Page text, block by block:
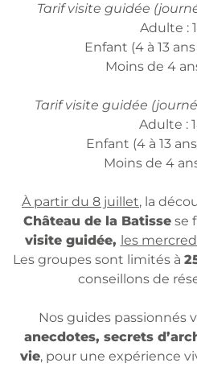
Tarif visite guidée
Adulte :
Enfant (4 à 13
Moins de 4
Tarif visite guidée
Adulte :
Enfant (4 à 13
Moins de 4
À partir du 8 juillet, la
Château de la Batisse se
visite guidée, les
Les groupes sont limités à
conseillons de
Nos guides passionnés
anecdotes, secrets
vie, pour une expérience